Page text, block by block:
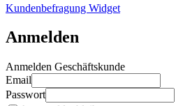
Kundenbefragung Widget
Anmelden
Anmelden Geschäftskunde
Email
Passwort